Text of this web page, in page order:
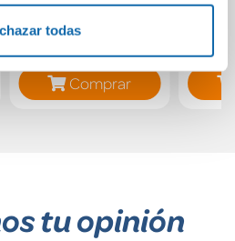
todas
CUENTALETRAS
Comprar
tu opinión